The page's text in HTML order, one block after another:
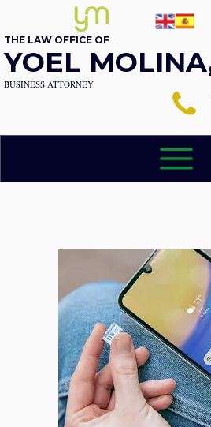
THE LAW OFFICE OF
YOEL
BUSINESS ATTORNEY